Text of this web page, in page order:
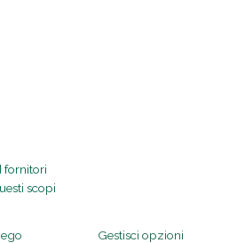
fornitori
scopi
Gestisci opzioni